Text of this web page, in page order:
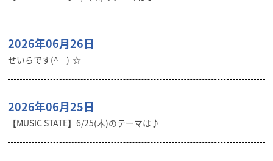
2026年06月26日
せいらです(^_-)-☆
2026年06月25日
【MUSIC STATE】6/25(木)のテーマは♪